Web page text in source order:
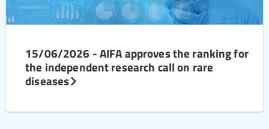
15/06/2026 - AIFA approves the ranking for
the independent research call on rare
diseases